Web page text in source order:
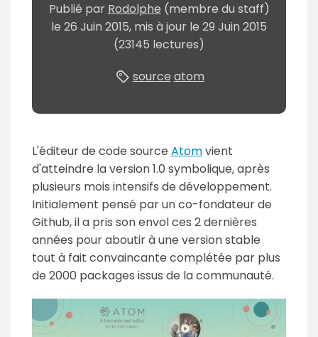
Publié par Rodolphe (membre du staff)
le 26 Juin 2015, mis à jour le 29 Juin 2015
(23145 lectures)
source atom
L'éditeur de code source Atomvient
d'atteindre la version 1.0 symbolique, après
plusieurs mois intensifs de développement.
Initialement pensé par un co-fondateur de
Github, il a pris son envol ces 2 dernières
années pour aboutir à une version stable
tout à fait convaincante complétée par plus
de 2000 packages issus de la communauté.